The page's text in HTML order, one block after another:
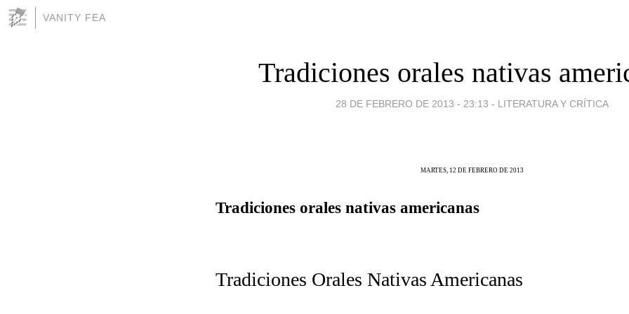
VANITY FEA
Tradiciones orales nativas
28 DE FEBRERO DE 2013 - 23:13 - LITERATURA Y CRÍTICA
MARTES, 12 DE FEBRERO DE 2013
Tradiciones orales nativas americanas
Tradiciones Orales Nativas Americanas